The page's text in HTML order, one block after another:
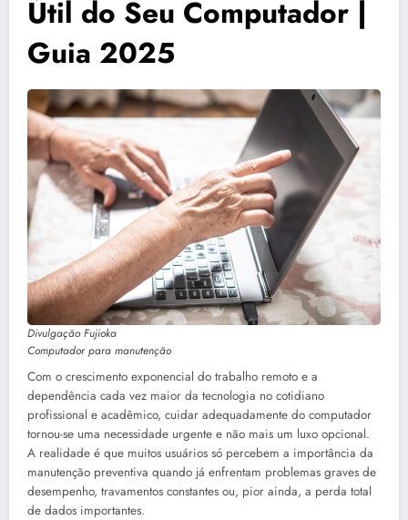
Útil do Seu Computador |
Guia 2025
Divulgação Fujioka
Computador para manutenção
Com o crescimento exponencial do trabalho remoto e a
dependência cada vez maior da tecnologia no cotidiano
profissional e acadêmico, cuidar adequadamente do computador
tornou-se uma necessidade urgente e não mais um luxo opcional.
A realidade é que muitos usuários só percebem a importância da
manutenção preventiva quando já enfrentam problemas graves de
desempenho, travamentos constantes ou, pior ainda, a perda total
de dados importantes.